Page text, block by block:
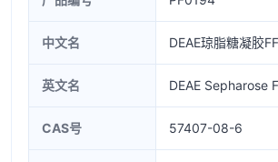
中文名 DEAE琼脂糖凝胶FF
英文名 DEAE Sepharose
CAS号 57407-08-6